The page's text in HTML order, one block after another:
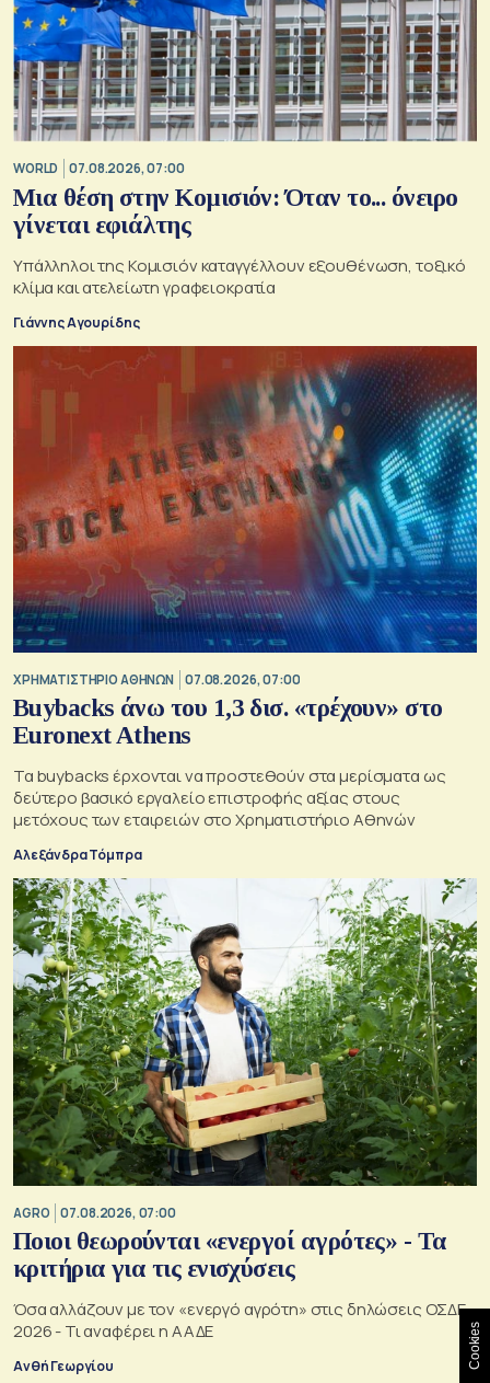
WORLD 07.08.2026, 07:00
Μια θέση στην Κομισιόν: Όταν το... όνειρο
γίνεται εφιάλτης
Υπάλληλοι της Κομισιόν καταγγέλλουν εξουθένωση, τοξικό
κλίμα και ατελείωτη γραφειοκρατία
Γιάννης Αγουρίδης
XΡΗΜΑΤΙΣΤΗΡΙΟ ΑΘΗΝΩΝ 07.08.2026, 07:00
Buybacks άνω του 1,3 δισ. «τρέχουν» στο
Euronext Athens
Τα buybacks έρχονται να προστεθούν στα μερίσματα ως
δεύτερο βασικό εργαλείο επιστροφής αξίας στους
μετόχους των εταιρειών στο Χρηματιστήριο Αθηνών
Αλεξάνδρα Τόμπρα
AGRO 07.08.2026, 07:00
Ποιοι θεωρούνται «ενεργοί αγρότες» - Τα
κριτήρια για τις ενισχύσεις
Όσα αλλάζουν με τον «ενεργό αγρότη» στις δηλώσεις ΟΣΔΕ
2026 - Τι αναφέρει η ΑΑΔΕ
Ανθή Γεωργίου Cookies